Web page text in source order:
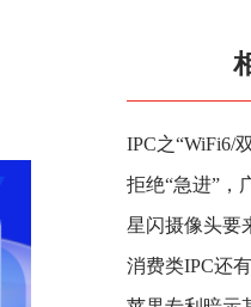
IPC之“WiFi6/
拒绝“急进”，
星闪摄像头要
消费类IPC还